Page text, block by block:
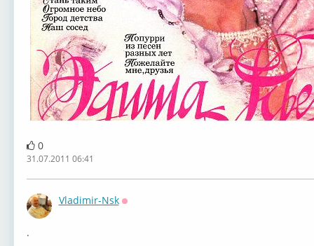
0
31.07.2011 06:41
Vladimir-Nsk
.